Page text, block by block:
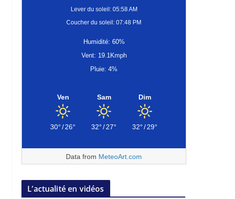
Lever du soleil: 05:58 AM
Coucher du soleil: 07:48 PM
Humidité: 60%
Vent: 19.1Kmph
Pluie: 4%
Ven
30°/26°
Sam
32°/27°
Dim
32°/29°
Data from MeteoArt.com
L’actualité en vidéos